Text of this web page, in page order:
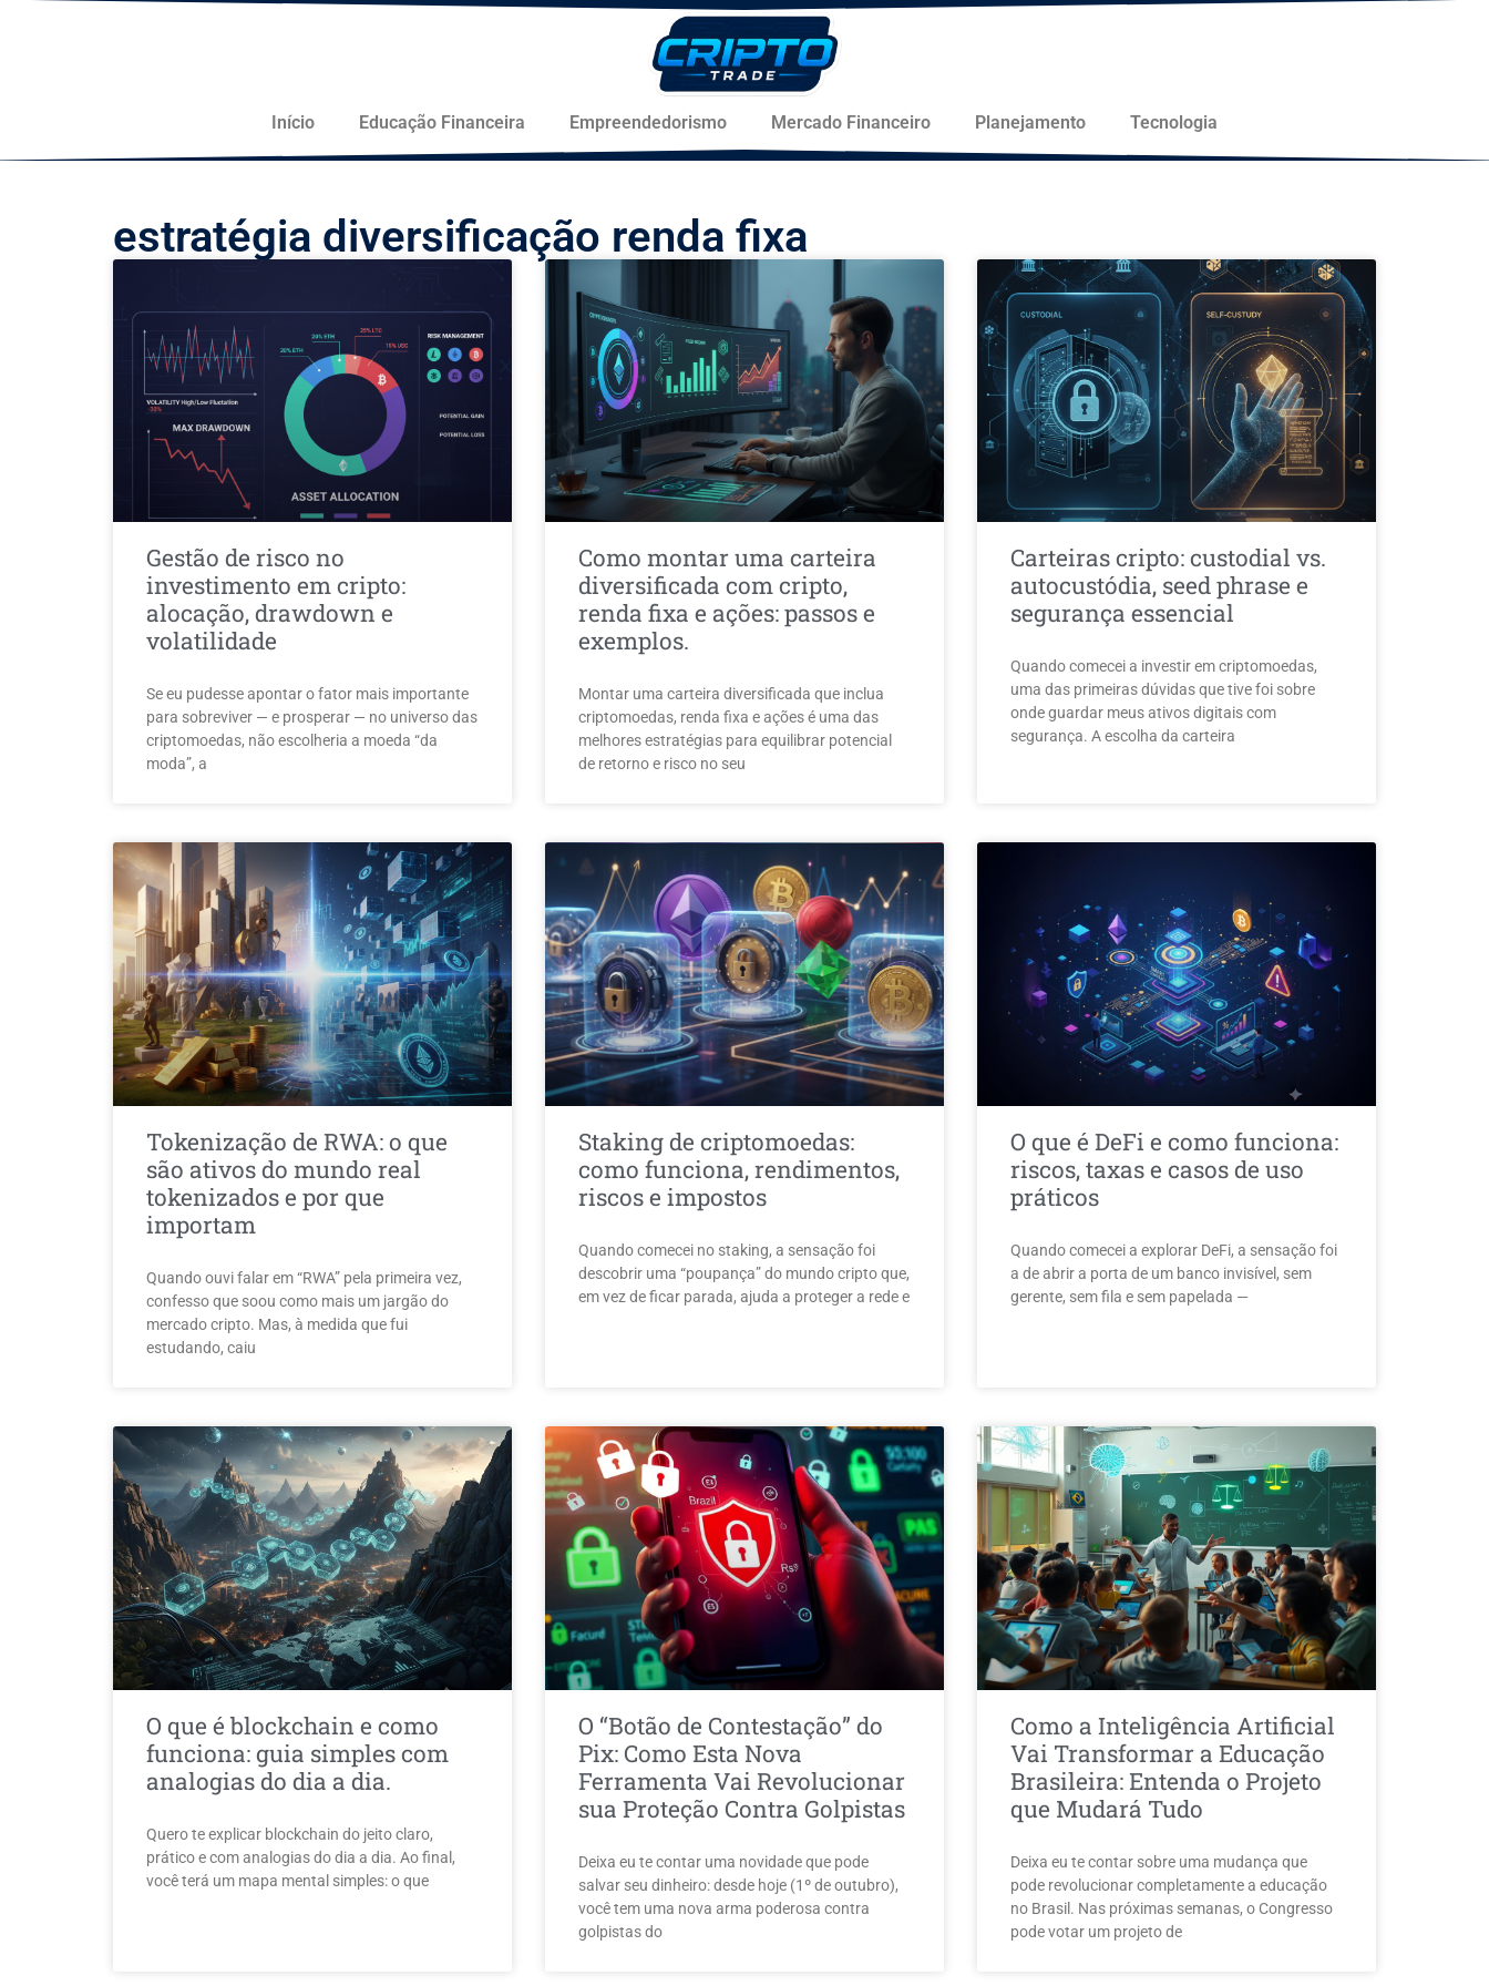
Início Educação Financeira Empreendedorismo Mercado Financeiro Planejamento Tecnologia
estratégia diversificação renda fixa
Gestão de risco no
investimento em cripto:
alocação, drawdown e
volatilidade
Se eu pudesse apontar o fator mais importante
para sobreviver — e prosperar — no universo das
criptomoedas, não escolheria a moeda “da
moda”, a
Como montar uma carteira
diversificada com cripto,
renda fixa e ações: passos e
exemplos.
Montar uma carteira diversificada que inclua
criptomoedas, renda fixa e ações é uma das
melhores estratégias para equilibrar potencial
de retorno e risco no seu
Carteiras cripto: custodial vs.
autocustódia, seed phrase e
segurança essencial
Quando comecei a investir em criptomoedas,
uma das primeiras dúvidas que tive foi sobre
onde guardar meus ativos digitais com
segurança. A escolha da carteira
Tokenização de RWA: o que
são ativos do mundo real
tokenizados e por que
importam
Quando ouvi falar em “RWA” pela primeira vez,
confesso que soou como mais um jargão do
mercado cripto. Mas, à medida que fui
estudando, caiu
Staking de criptomoedas:
como funciona, rendimentos,
riscos e impostos
Quando comecei no staking, a sensação foi
descobrir uma “poupança” do mundo cripto que,
em vez de ficar parada, ajuda a proteger a rede e
O que é DeFi e como funciona:
riscos, taxas e casos de uso
práticos
Quando comecei a explorar DeFi, a sensação foi
a de abrir a porta de um banco invisível, sem
gerente, sem fila e sem papelada —
O que é blockchain e como
funciona: guia simples com
analogias do dia a dia.
Quero te explicar blockchain do jeito claro,
prático e com analogias do dia a dia. Ao final,
você terá um mapa mental simples: o que
O “Botão de Contestação” do
Pix: Como Esta Nova
Ferramenta Vai Revolucionar
sua Proteção Contra Golpistas
Deixa eu te contar uma novidade que pode
salvar seu dinheiro: desde hoje (1º de outubro),
você tem uma nova arma poderosa contra
golpistas do
Como a Inteligência Artificial
Vai Transformar a Educação
Brasileira: Entenda o Projeto
que Mudará Tudo
Deixa eu te contar sobre uma mudança que
pode revolucionar completamente a educação
no Brasil. Nas próximas semanas, o Congresso
pode votar um projeto de